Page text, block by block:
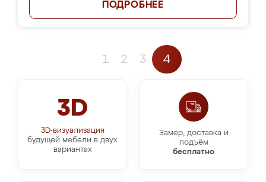
ПОДРОБНЕЕ
1 2 3 4
3D
3D-визуализация
будущей мебели в двух
вариантах
Замер, доставка и
подъём
бесплатно